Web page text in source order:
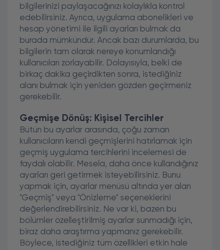
bilgilerinizi paylaşacağınızı kolaylıkla kontrol
edebilirsiniz. Ayrıca, uygulama abonelikleri ve
hesap yönetimi ile ilgili ayarları bulmak da
burada mümkündür. Ancak bazı durumlarda, bu
bilgilerin tam olarak nereye konumlandığı
kullanıcıları zorlayabilir. Dolayısıyla, belki de
birkaç dakika geçirdikten sonra, istediğiniz
alanı bulmak için yeniden gözden geçirmeniz
gerekebilir.
Geçmişe Dönüş: Kişisel Tercihler
Bütün bu ayarlar arasında, çoğu zaman
kullanıcıların kendi geçmişlerini hatırlamak için
geçmiş uygulama tercihlerini incelemesi de
faydalı olabilir. Mesela, daha önce kullandığınız
ayarları geri getirmek isteyebilirsiniz. Bunu
yapmak için, ayarlar menüsü altında yer alan
"Geçmiş" veya "Önizleme" seçeneklerini
değerlendirebilirsiniz. Ne var ki, bazen bu
bölümler özelleştirilmiş ayarlar sunmadığı için,
biraz daha araştırma yapmanız gerekebilir.
Böylece, istediğiniz tüm özellikleri etkin hale